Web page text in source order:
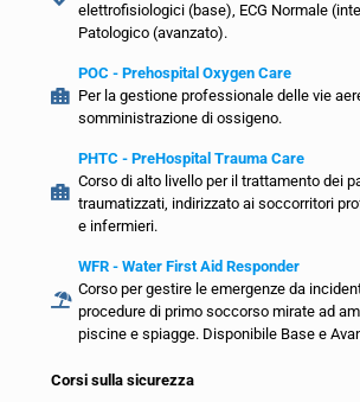
elettrofisiologici (base), ECG Normale
Patologico (avanzato).
POC - Prehospital Oxygen Care
Per la gestione professionale delle vie
somministrazione di ossigeno.
PHTC - PreHospital Trauma Care
Corso di alto livello per il trattamento dei
traumatizzati, indirizzato ai soccorritori
e infermieri.
WFR - Water First Aid Responder
Corso per gestire le emergenze da
procedure di primo soccorso mirate ad
piscine e spiagge. Disponibile Base e
Corsi sulla sicurezza